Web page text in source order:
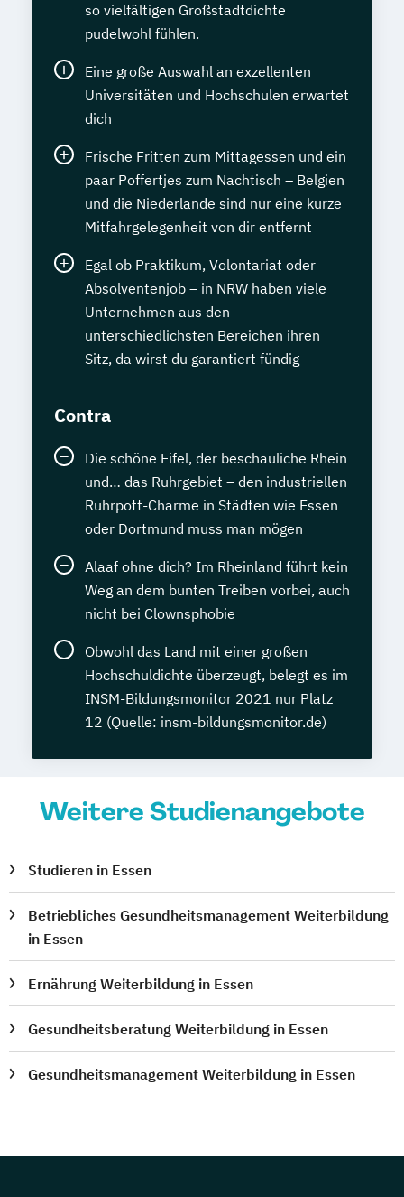
so vielfältigen Großstadtdichte
pudelwohl fühlen.
Eine große Auswahl an exzellenten
Universitäten und Hochschulen erwartet
dich
Frische Fritten zum Mittagessen und ein
paar Poffertjes zum Nachtisch – Belgien
und die Niederlande sind nur eine kurze
Mitfahrgelegenheit von dir entfernt
Egal ob Praktikum, Volontariat oder
Absolventenjob – in NRW haben viele
Unternehmen aus den
unterschiedlichsten Bereichen ihren
Sitz, da wirst du garantiert fündig
Contra
Die schöne Eifel, der beschauliche Rhein
und… das Ruhrgebiet – den industriellen
Ruhrpott-Charme in Städten wie Essen
oder Dortmund muss man mögen
Alaaf ohne dich? Im Rheinland führt kein
Weg an dem bunten Treiben vorbei, auch
nicht bei Clownsphobie
Obwohl das Land mit einer großen
Hochschuldichte überzeugt, belegt es im
INSM-Bildungsmonitor 2021 nur Platz
12 (Quelle: insm-bildungsmonitor.de)
Weitere Studienangebote
Studieren in Essen
Betriebliches Gesundheitsmanagement Weiterbildung
in Essen
Ernährung Weiterbildung in Essen
Gesundheitsberatung Weiterbildung in Essen
Gesundheitsmanagement Weiterbildung in Essen